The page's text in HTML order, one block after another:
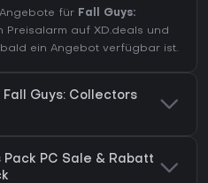
für Fall Guys:
Preisalarm auf XD.deals und
ein Angebot verfügbar ist.
Guys: Collectors
Pack PC Sale & Rabatt